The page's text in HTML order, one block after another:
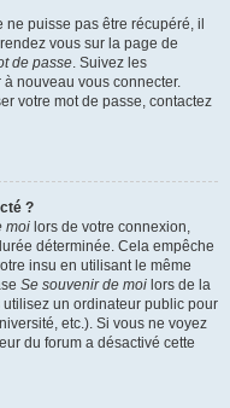
puisse pas être récupéré, il
vous sur la page de
de passe. Suivez les
nouveau vous connecter.
votre mot de passe, contactez
?
moi lors de votre connexion,
déterminée. Cela empêche
insu en utilisant le même
Se souvenir de moi lors de la
un ordinateur public pour
etc.). Si vous ne voyez
du forum a désactivé cette